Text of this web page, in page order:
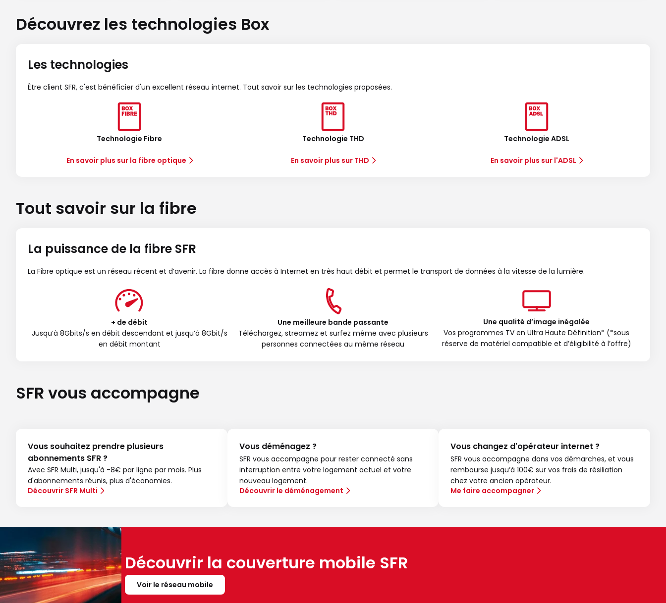
Découvrez les technologies Box
Les technologies
Être client SFR, c'est bénéficier d'un excellent réseau internet. Tout savoir sur les technologies proposées.
Technologie Fibre
En savoir plus sur la fibre optique
Technologie THD
En savoir plus sur THD
Technologie ADSL
En savoir plus sur l'ADSL
Tout savoir sur la fibre
La puissance de la fibre SFR
La Fibre optique est un réseau récent et d’avenir. La fibre donne accès à Internet en très haut débit et permet le transport de données à la vitesse de la lumière.
+ de débit
Jusqu’à 8Gbits/s en débit descendant et jusqu’à 8Gbit/s
en débit montant
Une meilleure bande passante
Téléchargez, streamez et surfez même avec plusieurs
personnes connectées au même réseau
Une qualité d’image inégalée
Vos programmes TV en Ultra Haute Définition* (*sous
réserve de matériel compatible et d’éligibilité à l’offre)
SFR vous accompagne
Vous souhaitez prendre plusieurs
abonnements SFR ?
Avec SFR Multi, jusqu'à -8€ par ligne par mois. Plus
d'abonnements réunis, plus d'économies.
Découvrir SFR Multi
Vous déménagez ?
SFR vous accompagne pour rester connecté sans
interruption entre votre logement actuel et votre
nouveau logement.
Découvrir le déménagement
Vous changez d'opérateur internet ?
SFR vous accompagne dans vos démarches, et vous
rembourse jusqu’à 100€ sur vos frais de résiliation
chez votre ancien opérateur.
Me faire accompagner
Découvrir la couverture mobile SFR
Voir le réseau mobile